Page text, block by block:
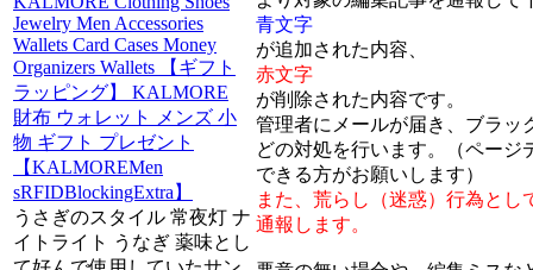
Jewelry Men Accessories
Wallets Card Cases Money
Organizers Wallets 【ギフト
ラッピング】 KALMORE
財布 ウォレット メンズ 小
物 ギフト プレゼント
【KALMOREMen
sRFIDBlockingExtra】
うさぎのスタイル 常夜灯 ナ
イトライト うなぎ 薬味とし
青文字
が追加された内容、
赤文字
が削除された内容です。
管理者にメールが届き、ブラッ
どの対処を行います。（ページ
できる方がお願いします）
また、荒らし（迷惑）行為とし
通報します。